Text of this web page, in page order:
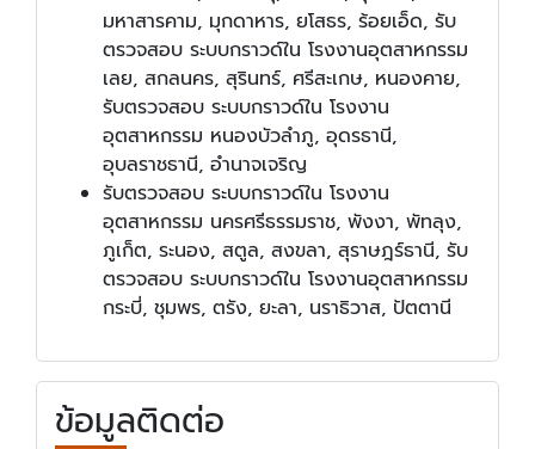
มหาสารคาม, มุกดาหาร, ยโสธร, ร้อยเอ็ด, รับ
ตรวจสอบ ระบบกราวด์ใน โรงงานอุตสาหกรรม
เลย, สกลนคร, สุรินทร์, ศรีสะเกษ, หนองคาย,
รับตรวจสอบ ระบบกราวด์ใน โรงงาน
อุตสาหกรรม หนองบัวลำภู, อุดรธานี,
อุบลราชธานี, อำนาจเจริญ
รับตรวจสอบ ระบบกราวด์ใน โรงงาน
อุตสาหกรรม นครศรีธรรมราช, พังงา, พัทลุง,
ภูเก็ต, ระนอง, สตูล, สงขลา, สุราษฎร์ธานี, รับ
ตรวจสอบ ระบบกราวด์ใน โรงงานอุตสาหกรรม
กระบี่, ชุมพร, ตรัง, ยะลา, นราธิวาส, ปัตตานี
ข้อมูลติดต่อ